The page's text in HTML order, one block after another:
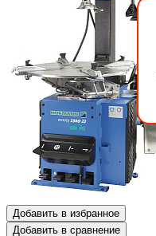
Добавить в избранное
Добавить в сравнение